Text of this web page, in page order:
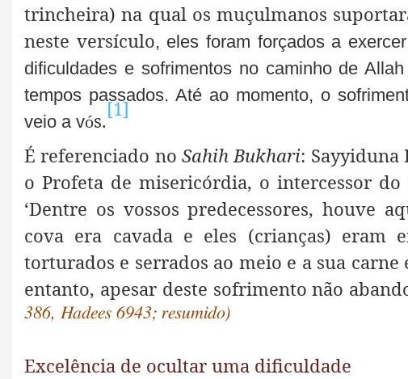
trincheira) na qual os muçulmanos
neste versículo, eles foram forçados a
dificuldades e sofrimentos no caminho de
tempos passados. Até ao momento, o
veio a vós.[1]
É referenciado no Sahih Bukhari: Sayyiduna
o Profeta de misericórdia, o intercessor do
‘Dentre os vossos predecessores, houve
cova era cavada e eles (crianças) eram
torturados e serrados ao meio e a sua
entanto, apesar deste sofrimento não
386, Hadees 6943; resumido)
Excelência de ocultar uma dificuldade